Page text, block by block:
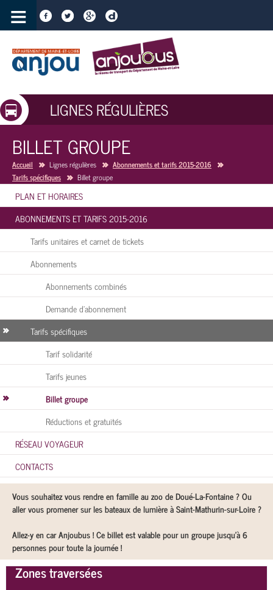
≡
LIGNES RÉGULIÈRES
BILLET GROUPE
Accueil Lignes régulières
Abonnements et tarifs 2015-2016
Tarifs spécifiques
Billet groupe
PLAN ET HORAIRES
ABONNEMENTS ET TARIFS 2015-2016
Tarifs unitaires et carnet de tickets
Abonnements
Abonnements combinés
Demande d’abonnement
Tarifs spécifiques
Tarif solidarité
Tarifs jeunes
Billet groupe
Réductions et gratuités
RÉSEAU VOYAGEUR
CONTACTS
Vous souhaitez vous rendre en famille au zoo de Doué-La-Fontaine ? Ou
aller vous promener sur les bateaux de lumière à Saint-Mathurin-sur-Loire ?
Allez-y en car Anjoubus ! Ce billet est valable pour un groupe jusqu’à 6
personnes pour toute la journée !
Zones traversées